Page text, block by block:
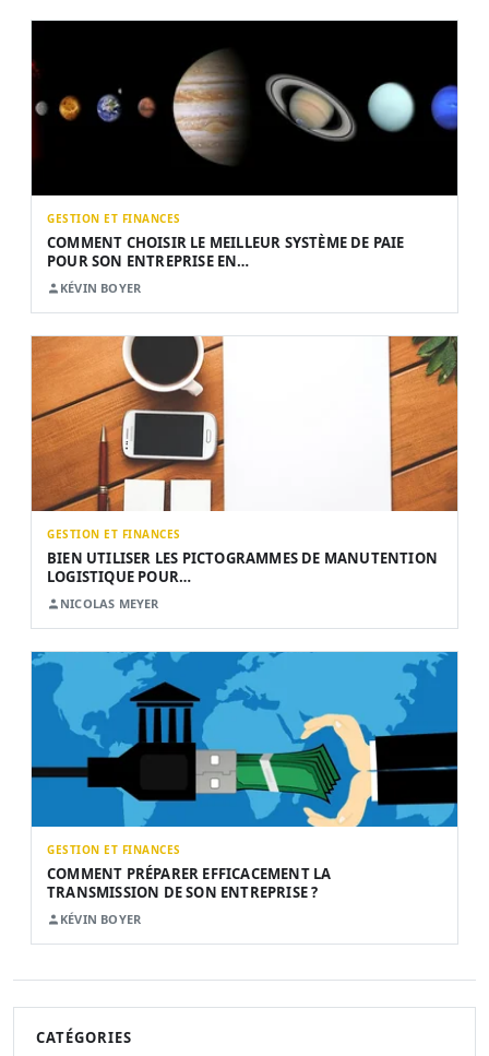
GESTION ET FINANCES
COMMENT CHOISIR LE MEILLEUR SYSTÈME DE PAIE
POUR SON ENTREPRISE EN…
KÉVIN BOYER
GESTION ET FINANCES
BIEN UTILISER LES PICTOGRAMMES DE MANUTENTION
LOGISTIQUE POUR…
NICOLAS MEYER
GESTION ET FINANCES
COMMENT PRÉPARER EFFICACEMENT LA
TRANSMISSION DE SON ENTREPRISE ?
KÉVIN BOYER
CATÉGORIES